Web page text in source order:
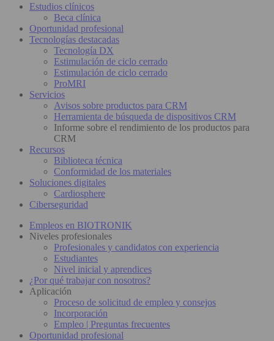
Estudios clínicos
Beca clínica
Oportunidad profesional
Tecnologías destacadas
Tecnología DX
Estimulación de ciclo cerrado
Estimulación de ciclo cerrado
ProMRI
Servicios
Avisos sobre productos para CRM
Herramienta de búsqueda de dispositivos CRM
Informe sobre el rendimiento de los productos para
CRM
Recursos
Biblioteca técnica
Conformidad de los materiales
Soluciones digitales
Cardiosphere
Ciberseguridad
Empleos en BIOTRONIK
Niveles profesionales
Profesionales y candidatos con experiencia
Estudiantes
Nivel inicial y aprendices
¿Por qué trabajar con nosotros?
Aplicación
Proceso de solicitud de empleo y consejos
Incorporación
Empleo | Preguntas frecuentes
Oportunidad profesional